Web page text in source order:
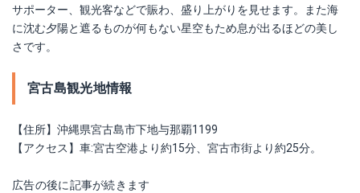
サポーター、観光客などで賑わ、盛り上がりを見せます。また海
に沈む夕陽と遮るものが何もない星空もため息が出るほどの美し
さです。
宮古島観光地情報
【住所】沖縄県宮古島市下地与那覇1199
【アクセス】車:宮古空港より約15分、宮古市街より約25分。
広告の後に記事が続きます